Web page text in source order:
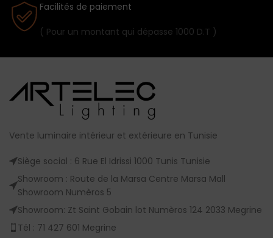
Facilités de paiement
( Pour un montant qui dépasse 1000 D.T )
Vente luminaire intérieur et extérieure en Tunisie
Siège social : 6 Rue El Idrissi 1000 Tunis Tunisie
Showroom : Route de la Marsa Centre Marsa Mall
Showroom Numèros 5
Showroom: Zt Saint Gobain lot Numèros 124 2033 Megrine
Tél : 71 427 601 Megrine